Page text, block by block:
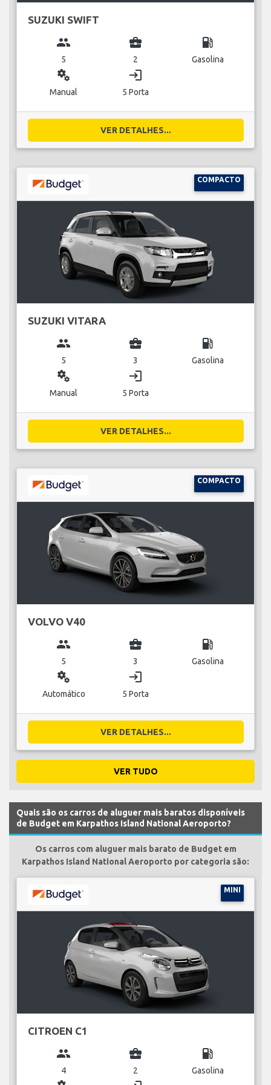
SUZUKI SWIFT
group
5
business_center
2
local_gas_station
Gasolina
miscellaneous_services
Manual
login
5 Porta
VER DETALHES...
COMPACTO
SUZUKI VITARA
group
5
business_center
3
local_gas_station
Gasolina
miscellaneous_services
Manual
login
5 Porta
VER DETALHES...
COMPACTO
VOLVO V40
group
5
business_center
3
local_gas_station
Gasolina
miscellaneous_services
Automático
login
5 Porta
VER DETALHES...
VER TUDO
Quais são os carros de aluguer mais baratos disponíveis
de Budget em Karpathos Island National Aeroporto?
Os carros com aluguer mais barato de Budget em
Karpathos Island National Aeroporto por categoria são:
MINI
CITROEN C1
group
4
business_center
2
local_gas_station
Gasolina